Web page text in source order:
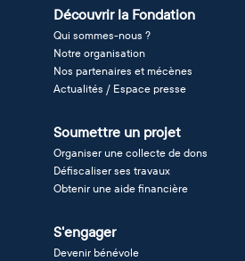
Découvrir la Fondation
Qui sommes-nous ?
Notre organisation
Nos partenaires et mécènes
Actualités / Espace presse
Soumettre un projet
Organiser une collecte de dons
Défiscaliser ses travaux
Obtenir une aide financière
S'engager
Devenir bénévole